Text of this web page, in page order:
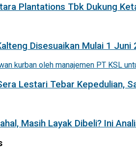
Plantations Tbk Dukung
Disesuaikan Mulai 1
Lestari Tebar Kepedulian,
Masih Layak Dibeli? Ini